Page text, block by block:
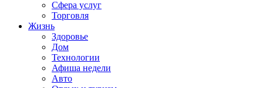
Сфера услуг
Торговля
Жизнь
Здоровье
Дом
Технологии
Афиша недели
Авто